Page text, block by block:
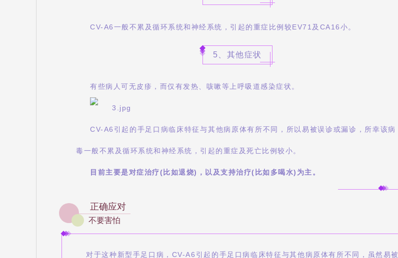
CV-A6一般不累及循环系统和神经系统，引起的重症比例较EV71及CA16小。
5、其他症状
有些病人可无皮疹，而仅有发热、咳嗽等上呼吸道感染症状。
CV-A6引起的手足口病临床特征与其他病原体有所不同，所以易被误诊或漏诊，所幸该病
毒一般不累及循环系统和神经系统，引起的重症及死亡比例较小。
目前主要是对症治疗(比如退烧)，以及支持治疗(比如多喝水)为主。
正确应对
不要害怕
对于这种新型手足口病，CV-A6引起的手足口病临床特征与其他病原体有所不同，虽然易被